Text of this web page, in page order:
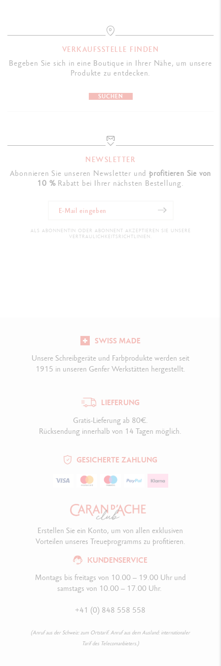
VERKAUFSSTELLE FINDEN
Begeben Sie sich in eine Boutique in Ihrer Nähe, um unsere
Produkte zu entdecken.
SUCHEN
NEWSLETTER
Abonnieren Sie unseren Newsletter undprofitieren Sie von
10 %Rabatt bei Ihrer nächsten Bestellung.
ALS ABONNENTIN ODER ABONNENT AKZEPTIEREN SIE UNSERE
VERTRAULICHKEITSRICHTLINIEN.
SWISS MADE
Unsere Schreibgeräte und Farbprodukte werden seit
1915 in unseren Genfer Werkstätten hergestellt.
LIEFERUNG
Gratis-Lieferung ab 80€.
Rücksendung innerhalb von 14 Tagen möglich.
GESICHERTE ZAHLUNG
KUNDENSERVICE
Montags bis freitags von 10.00 – 19.00 Uhr und
samstags von 10.00 – 17.00 Uhr.
+41 (0) 848 558 558
(Anruf aus der Schweiz: zum Ortstarif. Anruf aus dem Ausland: internationaler
Tarif des Telecomanbieters.)
Erstellen Sie ein Konto, um von allen exklusiven
Vorteilen unseres Treueprogramms zu profitieren.